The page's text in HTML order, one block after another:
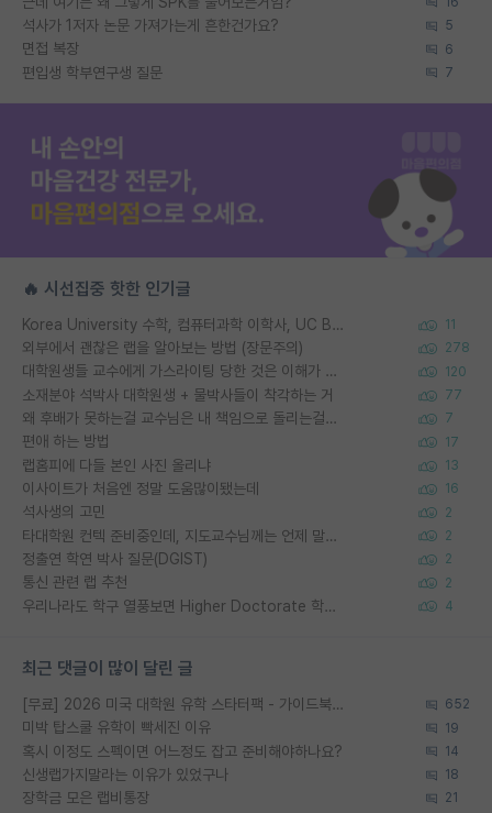
석사가 1저자 논문 가져가는게 흔한건가요? 5
면접 복장 6
편입생 학부연구생 질문 7
🔥 시선집중 핫한 인기글
Korea University 수학, 컴퓨터과학 이학사, UC Berkeley 산업공학 대학원 공학박사가 되는 것은 쉽지 않겠죠? 11
외부에서 괜찮은 랩을 알아보는 방법 (장문주의) 278
대학원생들 교수에게 가스라이팅 당한 것은 이해가 갑니다. 안타깝네요. 120
소재분야 석박사 대학원생 + 물박사들이 착각하는 거 77
왜 후배가 못하는걸 교수님은 내 책임으로 돌리는걸까요? 7
편애 하는 방법 17
랩홈피에 다들 본인 사진 올리냐 13
이사이트가 처음엔 정말 도움많이됐는데 16
석사생의 고민 2
타대학원 컨텍 준비중인데, 지도교수님께는 언제 말씀드려야 할까요? 2
정출연 학연 박사 질문(DGIST) 2
통신 관련 랩 추천 2
우리나라도 학구 열풍보면 Higher Doctorate 학위가 필요하다고 봅니다. 4
최근 댓글이 많이 달린 글
[무료] 2026 미국 대학원 유학 스타터팩 - 가이드북 & 합격자 컨택메일 템플릿 652
미박 탑스쿨 유학이 빡세진 이유 19
혹시 이정도 스펙이면 어느정도 잡고 준비해야하나요? 14
신생랩가지말라는 이유가 있었구나 18
장학금 모은 랩비통장 21